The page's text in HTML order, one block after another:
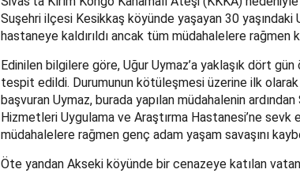
Suşehri ilçesi Kesikkaş köyünde yaşayan 30 yaşındaki
hastaneye kaldırıldı ancak tüm müdahalelere rağmen
Edinilen bilgilere göre, Uğur Uymaz’a yaklaşık dört
tespit edildi. Durumunun kötüleşmesi üzerine ilk
başvuran Uymaz, burada yapılan müdahalenin
Hizmetleri Uygulama ve Araştırma Hastanesi’ne sevk
müdahalelere rağmen genç adam yaşam savaşını
Öte yandan Akseki köyünde bir cenazeye katılan